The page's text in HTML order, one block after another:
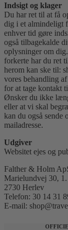
Indsigt og klager
Du har ret til at få
dig i et almindeligt
enhver tid gøre
også tilbagekalde
oplysninger om
forkerte har du ret
herom kan ske til:
vores behandling
for at tage kontakt
Ønsker du ikke
eller at vi skal
kan du også sende
mailadresse.
Udgiver
Websitet ejes og
Falther & Holm
Marielundvej 30, 1.
2730 Herlev
Telefon: 30 14 31
E-mail: